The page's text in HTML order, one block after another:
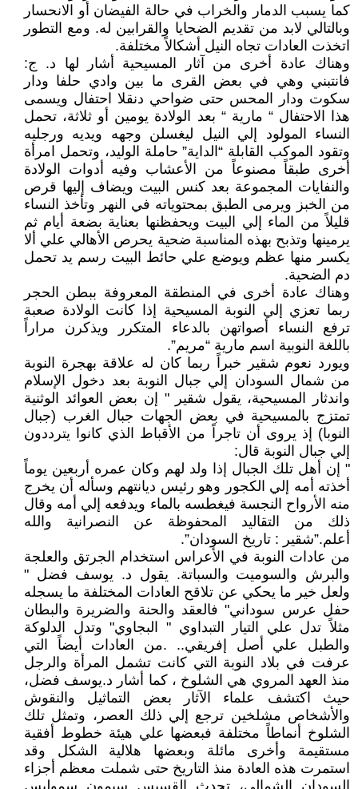
كما يسبب الدمار والخراب في حالة الفيضان أو الانحسار
وبالتالي لابد من تقديم الضحايا والقرابين له. ومع التطور
اتخذت العادات تجاه النيل أشكالاً مختلفة.
وهناك عادة أخرى من آثار المسيحية أشار لها د. ج:
فانتبني وهي في بعض القرى ما بين وادي حلفا ودار
سكوت ودار المحس حتى ضواحي دنقلا احتفال ويسمى
هذا الاحتفال “ مارية “ بعد الولادة يومين أو ثلاثة، تحمل
النساء المولود إلي النيل ليغسلن وجهه ويديه ورجليه
وتقود الموكب القابلة “الداية” حاملة الوليد، وتحمل امرأة
أخرى طبقاً مصنوعاً من الأعشاب وفيه أدوات الولادة
والنفايات المجموعة بعد كنس البيت ويضاف إليها قرص
من الخبز ويرمى الطبق بمحتوياته في النهر وتأخذ النساء
قليلاً من الماء إلي البيت ويحفظنها بعناية بضعة أيام ثم
يرمينها وتذبح بهذه المناسبة ضحية يحرص الأهالي علي ألا
يكسر منها عظم ويوضع علي حائط البيت رسم يد تحمل
دم الضحية.
وهناك عادة أخرى في المنطقة المعروفة ببطن الحجر
ربما تعزي إلي النوبة المسيحية إذا كانت الولادة صعبة
ترفع النساء أصواتهن بالدعاء المتكرر ويذكرن مراراً
باللغة النوبية اسم مارية “مريم”.
ويورد نعوم شقير خبراً ربما كان له علاقة بهجرة النوبة
من شمال السودان إلي جبال النوبة بعد دخول الإسلام
واندثار المسيحية، يقول شقير " إن بعض العوائد الوثنية
تمتزج بالمسيحية في بعض الجهات جبال الغرب (جبال
النوبا) إذ يروى أن تاجراً من الأقباط الذي كانوا يترددون
إلي جبال النوبة قال:
" إن أهل تلك الجبال إذا ولد لهم وكان عمره أربعين يوماً
أخذته أمه إلي الكجور وهو رئيس ديانتهم وسأله أن يخرج
منه الأرواح النجسة فيغطسه بالماء ويدفعه إلي أمه وقال
ذلك من التقاليد المحفوظة عن النصرانية والله
أعلم.”شقير : تاريخ السودان”.
من عادات النوبة في الأعراس استخدام الجرتق والعلجة
والبرش والسوميت والسباتة. يقول د. يوسف فضل "
ولعل خير ما يحكي عن تلاقح العادات المختلفة ما يسجله
حفل عرس سوداني" فالعقد والحنة والضريرة والبطان
مثلاً تدل علي التيار التبداوي " البجاوي" وتدل الدلوكة
والطبل علي أصل إفريقي.. .من العادات أيضاً التي
عرفت في بلاد النوبة التي كانت تشمل المرأة والرجل
منذ العهد المروي هي الشلوخ ، كما أشار د.يوسف فضل،
حيث اكتشف علماء الآثار بعض التماثيل والنقوش
والأشخاص مشلخين ترجع إلي ذلك العصر، وتمثل تلك
الشلوخ أنماطاً مختلفة فبعضها علي هيئة خطوط أفقية
مستقيمة وأخرى مائلة وبعضها هلالية الشكل وقد
استمرت هذه العادة منذ التاريخ حتى شملت معظم أجزاء